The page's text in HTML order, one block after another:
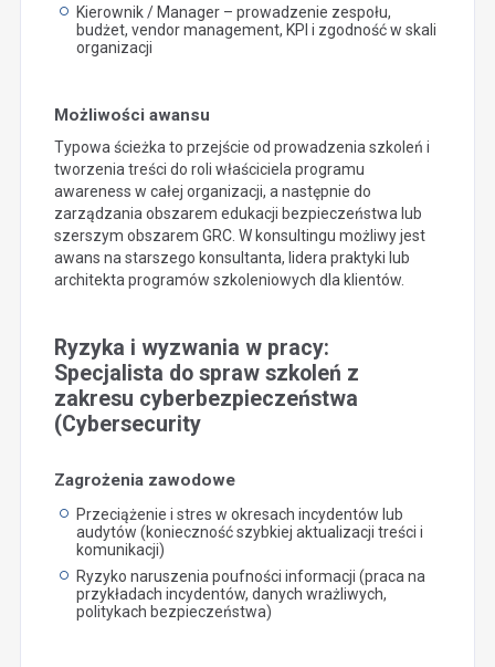
Kierownik / Manager – prowadzenie zespołu,
budżet, vendor management, KPI i zgodność w skali
organizacji
Możliwości awansu
Typowa ścieżka to przejście od prowadzenia szkoleń i
tworzenia treści do roli właściciela programu
awareness w całej organizacji, a następnie do
zarządzania obszarem edukacji bezpieczeństwa lub
szerszym obszarem GRC. W konsultingu możliwy jest
awans na starszego konsultanta, lidera praktyki lub
architekta programów szkoleniowych dla klientów.
Ryzyka i wyzwania w pracy:
Specjalista do spraw szkoleń z
zakresu cyberbezpieczeństwa
(Cybersecurity
Zagrożenia zawodowe
Przeciążenie i stres w okresach incydentów lub
audytów (konieczność szybkiej aktualizacji treści i
komunikacji)
Ryzyko naruszenia poufności informacji (praca na
przykładach incydentów, danych wrażliwych,
politykach bezpieczeństwa)